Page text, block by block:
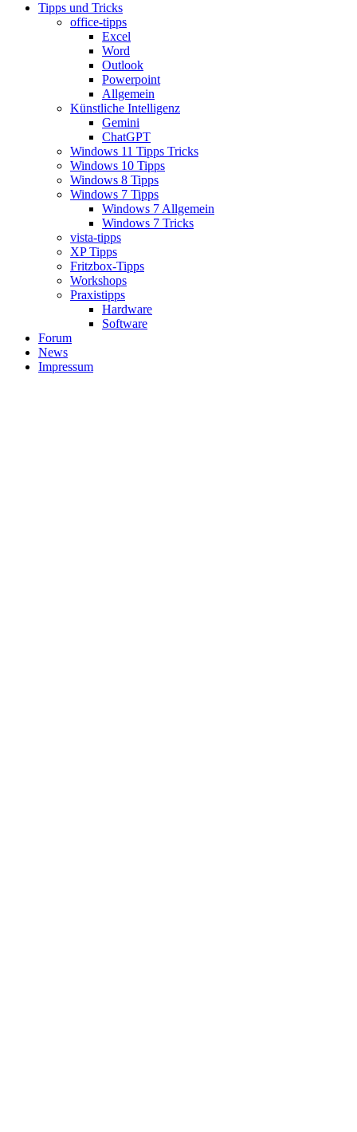
Tipps und Tricks
office-tipps
Excel
Word
Outlook
Powerpoint
Allgemein
Künstliche Intelligenz
Gemini
ChatGPT
Windows 11 Tipps Tricks
Windows 10 Tipps
Windows 8 Tipps
Windows 7 Tipps
Windows 7 Allgemein
Windows 7 Tricks
vista-tipps
XP Tipps
Fritzbox-Tipps
Workshops
Praxistipps
Hardware
Software
Forum
News
Impressum